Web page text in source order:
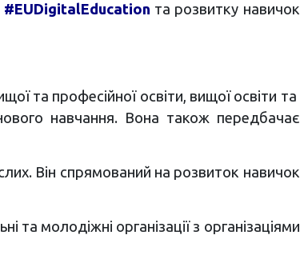
#EUDigitalEducation та розвитку навичок
та професійної освіти, вищої освіти та
навчання. Вона також передбачає
Він спрямований на розвиток навичок
та молодіжні організації з організаціями